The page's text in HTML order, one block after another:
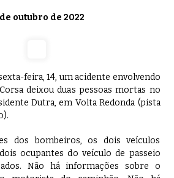
outubro de 2022
feira, 14, um acidente envolvendo
deixou duas pessoas mortas no
Dutra, em Volta Redonda (pista
dos bombeiros, os dois veículos
ocupantes do veículo de passeio
Não há informações sobre o